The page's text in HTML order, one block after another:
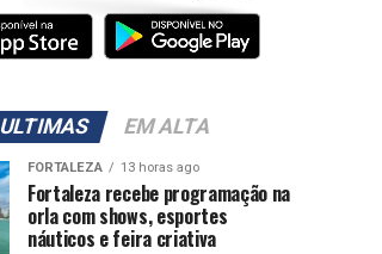
ULTIMAS EM ALTA
FORTALEZA 13 horas ago
Fortaleza recebe programação na
orla com shows, esportes
náuticos e feira criativa